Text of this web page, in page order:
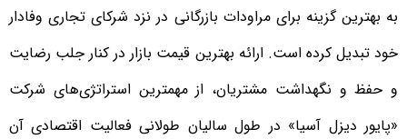
به بهترین گزینه برای مراودات بازرگانی در نزد شرکای تجاری وفادار
خود تبدیل کرده است. ارائه بهترین قیمت بازار در کنار جلب رضایت
و حفظ و نگهداشت مشتریان، از مهمترین استراتژی‌های شرکت
«پایور دیزل آسیا» در طول سالیان طولانی فعالیت اقتصادی آن